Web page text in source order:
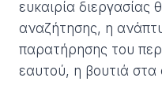
ευκαιρία διεργασίας
αναζήτησης, η
παρατήρησης του
εαυτού, η βουτιά στα